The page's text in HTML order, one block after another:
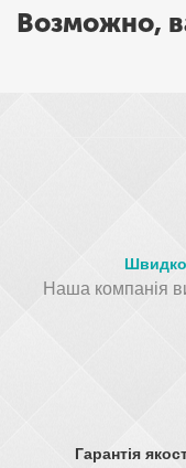
Возможно,
Швидко
Наша компанія
Гарантія